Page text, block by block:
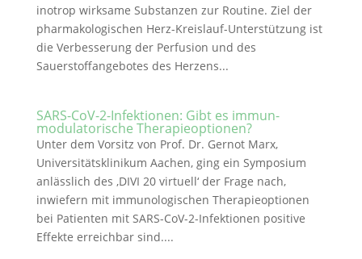
inotrop wirksame Substanzen zur Routine. Ziel der
pharmakologischen Herz-Kreislauf-Unterstützung ist
die Verbesserung der Perfusion und des
Sauerstoffangebotes des Herzens...
SARS-CoV-2-Infektionen: Gibt es immun­
modulatorische Therapieoptionen?
Unter dem Vorsitz von Prof. Dr. Gernot Marx,
Universitätsklinikum Aachen, ging ein Symposium
anlässlich des ‚DIVI 20 virtuell‘ der Frage nach,
inwiefern mit immunologischen Therapieoptionen
bei Patienten mit SARS-CoV-2-Infektionen positive
Effekte erreichbar sind....